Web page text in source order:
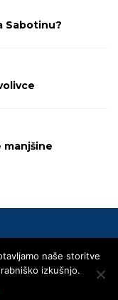
Sabotinu?
manjšine
– Area Trasparenza
naše storitve
izkušnjo.